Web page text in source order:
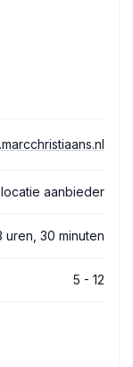
aanbieder
uren, 30 minuten
5 - 12